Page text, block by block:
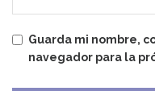
Guarda mi nombre,
navegador para la